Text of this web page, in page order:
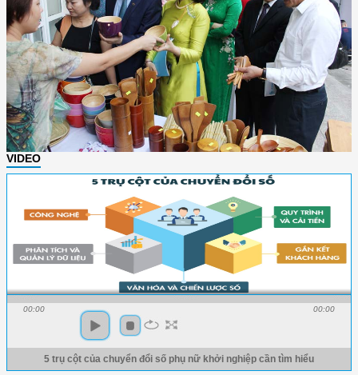
VIDEO
00:00 00:00
5 trụ cột của chuyển đổi số phụ nữ khởi nghiệp cần tìm hiểu